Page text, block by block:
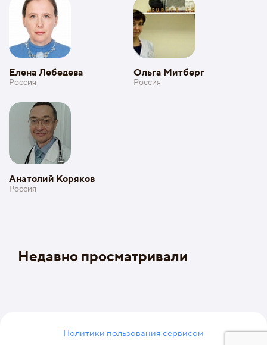
Елена Лебедева
Россия
Ольга Митберг
Россия
Анатолий Коряков
Россия
Недавно просматривали
Политики пользования сервисом